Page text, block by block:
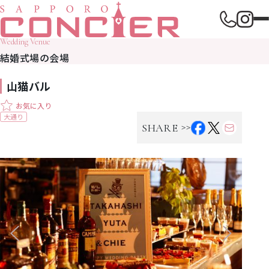
Wedding Venue
結婚式場の会場
山猫バル
お気に入り
大通り
SHARE >>